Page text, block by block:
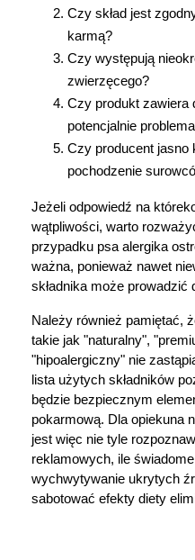
Czy skład jest
karmą?
Czy występują
zwierzęcego?
Czy produkt zawiera
potencjalnie
Czy producent jasno
pochodzenie
Jeżeli odpowiedź na
wątpliwości, warto
przypadku psa alergika
ważna, ponieważ nawet
składnika może prowadzić
Należy również pamiętać,
takie jak "naturalny",
"hipoalergiczny" nie
lista użytych składników
będzie bezpiecznym
pokarmową. Dla opiekuna
jest więc nie tyle
reklamowych, ile
wychwytywanie ukrytych
sabotować efekty diety